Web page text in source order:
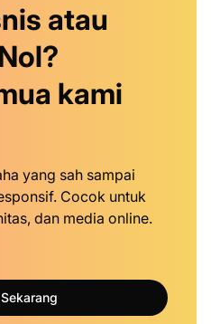
atau
kami
yang sah sampai
Cocok untuk
dan media online.